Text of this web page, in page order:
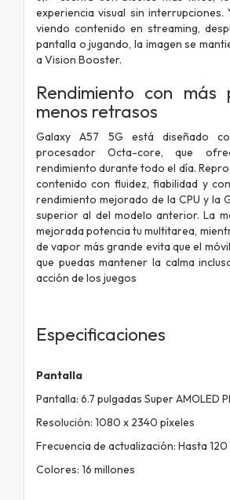
experiencia visual sin interrupciones.
viendo contenido en streaming,
pantalla o jugando, la imagen se
a Vision Booster.
Rendimiento con más
menos retrasos
Galaxy A57 5G está diseñado
procesador Octa-core, que
rendimiento durante todo el día.
contenido con fluidez, fiabilidad y
rendimiento mejorado de la CPU y la
superior al del modelo anterior. La
mejorada potencia tu multitarea,
de vapor más grande evita que el
que puedas mantener la calma
acción de los juegos
Especificaciones
Pantalla
Pantalla: 6.7 pulgadas Super AMOLED
Resolución: 1080 x 2340 píxeles
Frecuencia de actualización: Hasta 120
Colores: 16 millones